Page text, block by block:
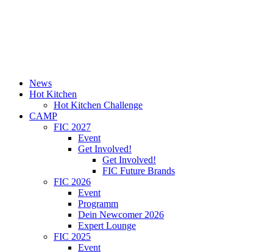
News
Hot Kitchen
Hot Kitchen Challenge
CAMP
FIC 2027
Event
Get Involved!
Get Involved!
FIC Future Brands
FIC 2026
Event
Programm
Dein Newcomer 2026
Expert Lounge
FIC 2025
Event